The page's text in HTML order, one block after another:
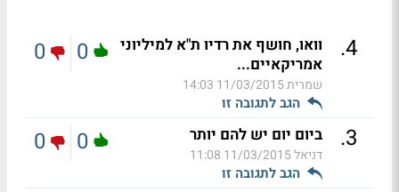
4
.
וואו, חושף את רדיו ת"א למיליוני
אמריקאיים...
שמרית11/03/2015 14:03
הגב לתגובה זו
0
0
3
. ביום יום יש להם יותר
דניאל11/03/2015 11:08
הגב לתגובה זו
0
0